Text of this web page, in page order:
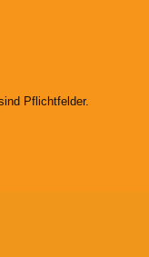
Pflichtfelder.